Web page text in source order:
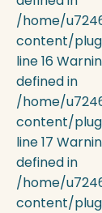
/home/
content/
line 16
defined in
/home/
content/
line 17
defined in
/home/
content/